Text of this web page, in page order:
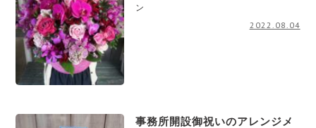
ン
2022.08.04
事務所開設御祝いのアレンジメ